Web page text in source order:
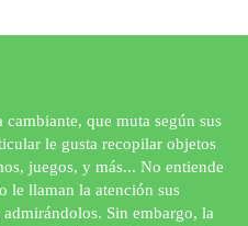
que muta según sus
le gusta recopilar objetos
juegos, y más... No entiende
le llaman la atención sus
Sin embargo, la